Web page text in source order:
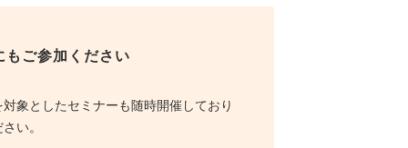
ご参加ください
象としたセミナーも随時開催しており
い。